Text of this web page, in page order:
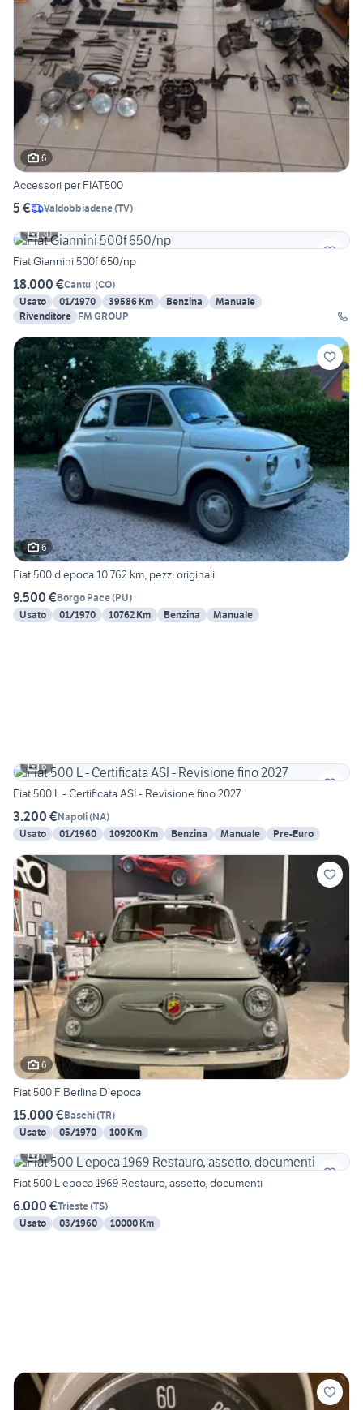
6
Accessori per FIAT500
5 € Valdobbiadene(TV)
30
Fiat Giannini 500f 650/np
18.000 €Cantu' (CO)
Usato
01/1970 39586 Km Benzina
Manuale
Rivenditore FM GROUP
6
Fiat 500 d'epoca 10.762 km, pezzi originali
9.500 €Borgo Pace(PU)
Usato
01/1970 10762 Km Benzina Manuale
6
Fiat 500 L - Certificata ASI - Revisione fino 2027
3.200 €Napoli(NA)
Usato
01/1960 109200 Km Benzina Manuale Pre-Euro
6
Fiat 500 F Berlina D’epoca
15.000 €Baschi(TR)
Usato
05/1970
100 Km
6
Fiat 500 L epoca 1969 Restauro, assetto, documenti
6.000 €Trieste(TS)
Usato
03/1960 10000 Km